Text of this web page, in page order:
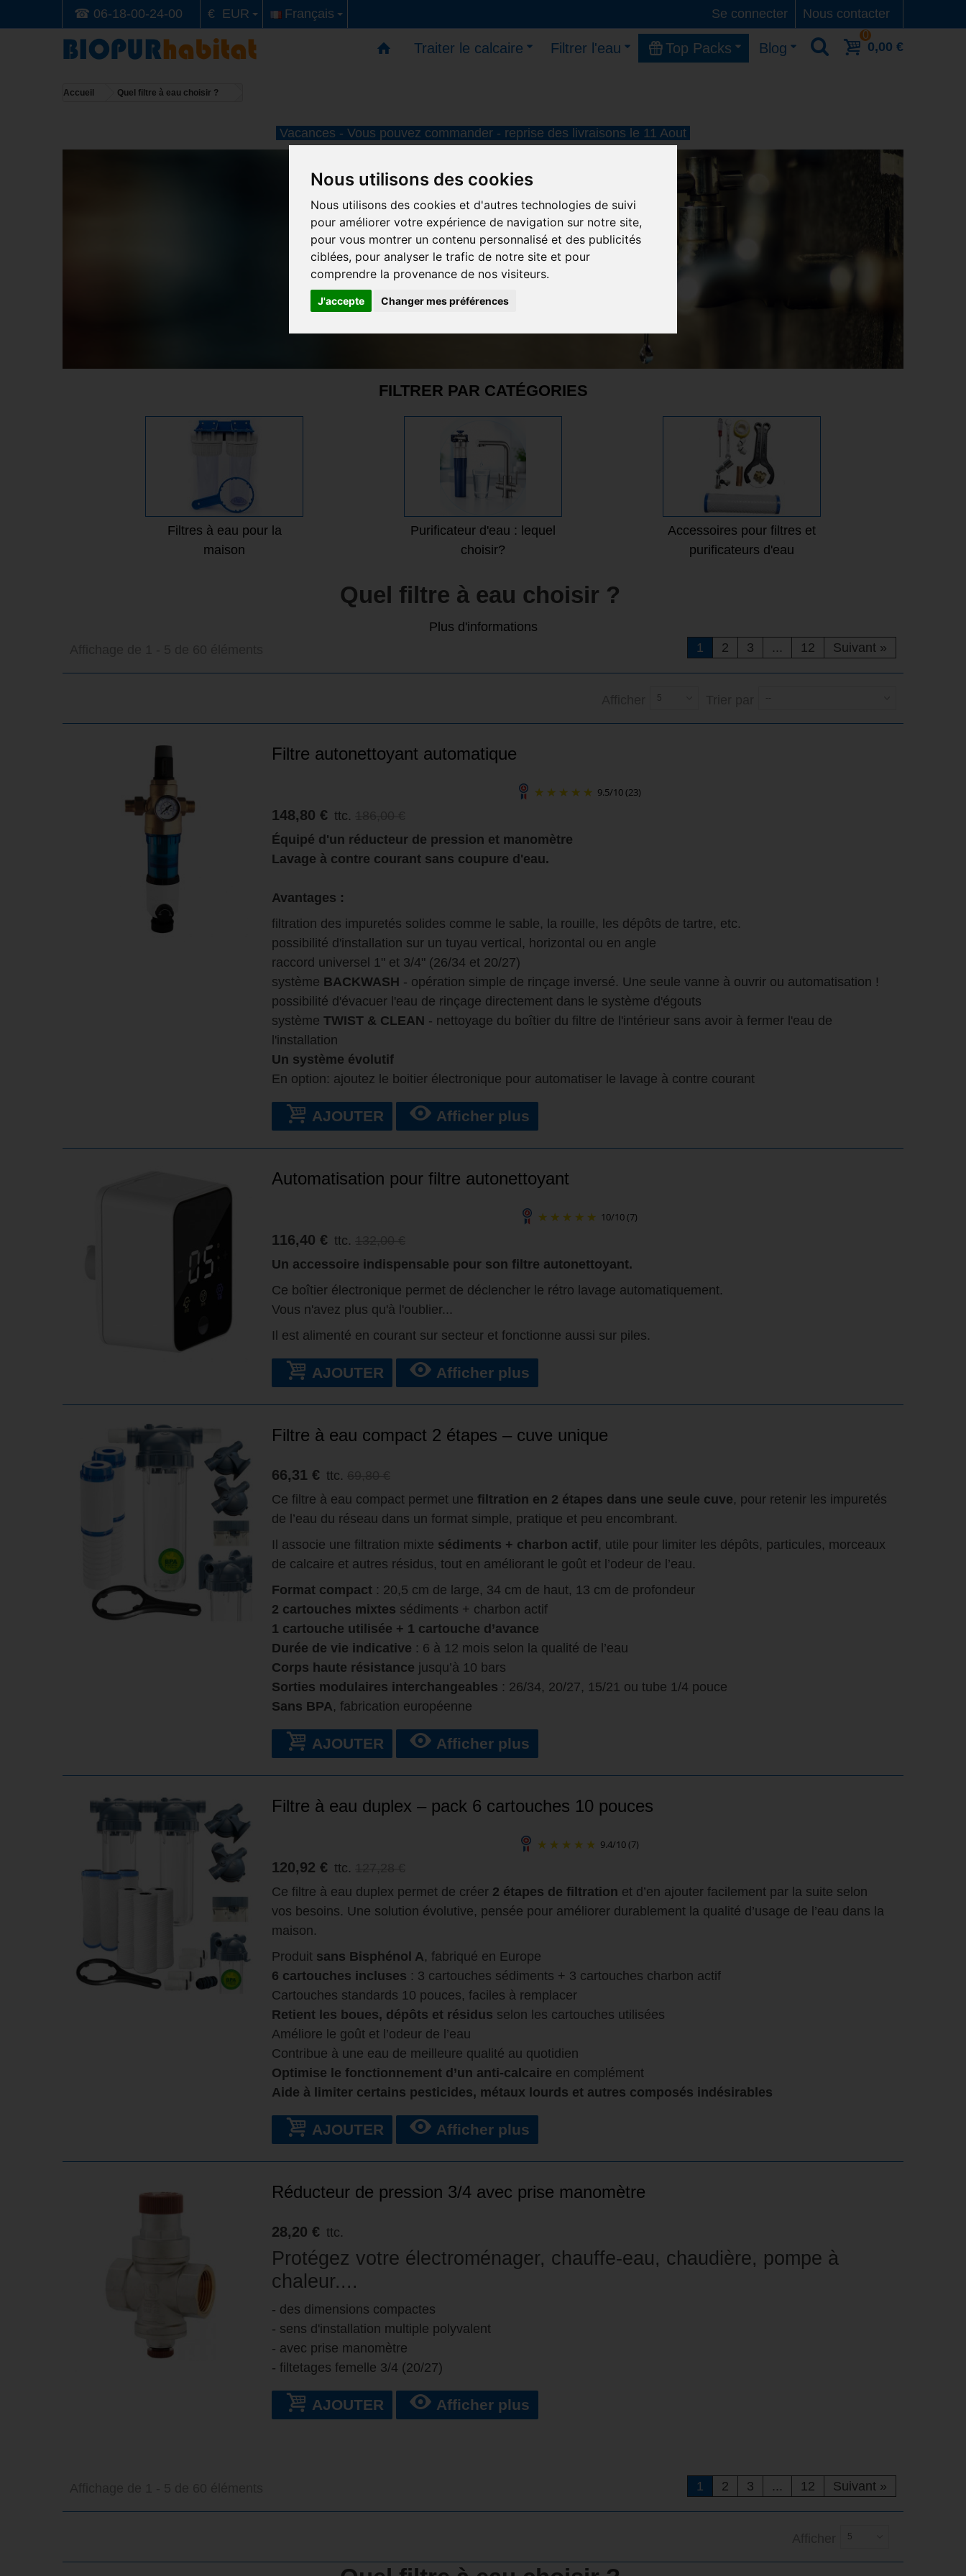
Nous utilisons des cookies
Nous utilisons des cookies et d'autres technologies de suivi
pour améliorer votre expérience de navigation sur notre site,
pour vous montrer un contenu personnalisé et des publicités
ciblées, pour analyser le trafic de notre site et pour
comprendre la provenance de nos visiteurs.
J'accepte Changer mes préférences
Nous contacter
☎ 06-18-00-24-00 Se connecter
€ EUR Français
Traiter le calcaire Filtrer l'eau Top Packs Blog
0
0,00 €
Accueil Quel filtre à eau choisir ?
Vacances - Vous pouvez commander - reprise des livraisons le 11 Aout
FILTRER PAR CATÉGORIES
Filtres à eau pour la
maison
Purificateur d'eau : lequel
choisir?
Accessoires pour filtres et
purificateurs d'eau
Quel filtre à eau choisir ?
Plus d'informations
1
2 3 ... 12 Suivant »
--
5
Filtre autonettoyant automatique
9.5/10(23)
148,80 € ttc.
Équipé d'un réducteur de pression et manomètre
Lavage à contre courant sans coupure d'eau.
Avantages :
filtration des impuretés solides comme le sable, la rouille, les dépôts de tartre, etc.
possibilité d'installation sur un tuyau vertical, horizontal ou en angle
raccord universel 1" et 3/4" (26/34 et 20/27)
système BACKWASH - opération simple de rinçage inversé. Une seule vanne à ouvrir ou automatisation !
possibilité d'évacuer l'eau de rinçage directement dans le système d'égouts
système TWIST & CLEAN - nettoyage du boîtier du filtre de l'intérieur sans avoir à fermer l'eau de
l'installation
Un système évolutif
En option: ajoutez le boitier électronique pour automatiser le lavage à contre courant
AJOUTER Afficher plus
Automatisation pour filtre autonettoyant
10/10(7)
116,40 € ttc.
Un accessoire indispensable pour son filtre autonettoyant.
Ce boîtier électronique permet de déclencher le rétro lavage automatiquement.
Vous n'avez plus qu'à l'oublier...
Il est alimenté en courant sur secteur et fonctionne aussi sur piles.
AJOUTER Afficher plus
Filtre à eau compact 2 étapes – cuve unique
66,31 € ttc.
Ce filtre à eau compact permet une filtration en 2 étapes dans une seule cuve, pour retenir les impuretés
de l’eau du réseau dans un format simple, pratique et peu encombrant.
Il associe une filtration mixte sédiments + charbon actif, utile pour limiter les dépôts, particules, morceaux
de calcaire et autres résidus, tout en améliorant le goût et l’odeur de l’eau.
Format compact : 20,5 cm de large, 34 cm de haut, 13 cm de profondeur
2 cartouches mixtes sédiments + charbon actif
1 cartouche utilisée + 1 cartouche d’avance
Durée de vie indicative : 6 à 12 mois selon la qualité de l’eau
Corps haute résistance jusqu’à 10 bars
Sorties modulaires interchangeables : 26/34, 20/27, 15/21 ou tube 1/4 pouce
Sans BPA, fabrication européenne
AJOUTER Afficher plus
Filtre à eau duplex – pack 6 cartouches 10 pouces
9.4/10(7)
120,92 € ttc.
Ce filtre à eau duplex permet de créer 2 étapes de filtration et d’en ajouter facilement par la suite selon
vos besoins. Une solution évolutive, pensée pour améliorer durablement la qualité d’usage de l’eau dans la
maison.
Produit sans Bisphénol A, fabriqué en Europe
6 cartouches incluses : 3 cartouches sédiments + 3 cartouches charbon actif
Cartouches standards 10 pouces, faciles à remplacer
Retient les boues, dépôts et résidus selon les cartouches utilisées
Améliore le goût et l’odeur de l’eau
Contribue à une eau de meilleure qualité au quotidien
Optimise le fonctionnement d’un anti-calcaire en complément
Aide à limiter certains pesticides, métaux lourds et autres composés indésirables
AJOUTER Afficher plus
Réducteur de pression 3/4 avec prise manomètre
28,20 € ttc.
Protégez votre électroménager, chauffe-eau, chaudière, pompe à
chaleur....
- des dimensions compactes
- sens d'installation multiple polyvalent
- avec prise manomètre
- filtetages femelle 3/4 (20/27)
AJOUTER Afficher plus
1 2 3 ... 12 Suivant »
5